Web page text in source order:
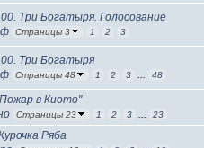
Три Богатыря. Голосование
Страницы 3 1 2 3
Три Богатыря
Страницы 48 1 2 3 48
в Киото"
Страницы 23 1 2 3 23
Ряба